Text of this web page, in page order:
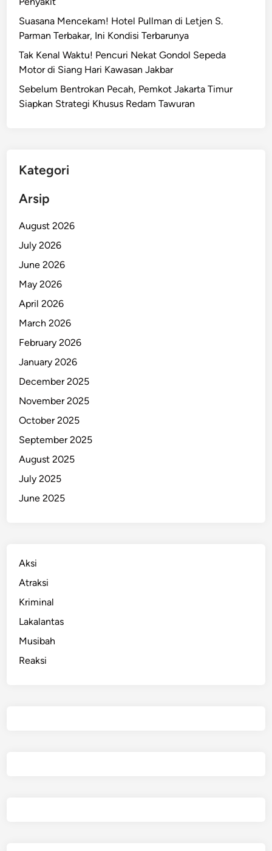
Suasana Mencekam! Hotel Pullman di Letjen S.
Parman Terbakar, Ini Kondisi Terbarunya
Tak Kenal Waktu! Pencuri Nekat Gondol Sepeda
Motor di Siang Hari Kawasan Jakbar
Sebelum Bentrokan Pecah, Pemkot Jakarta Timur
Siapkan Strategi Khusus Redam Tawuran
Kategori
Arsip
August 2026
July 2026
June 2026
May 2026
April 2026
March 2026
February 2026
January 2026
December 2025
November 2025
October 2025
September 2025
August 2025
July 2025
June 2025
Aksi
Atraksi
Kriminal
Lakalantas
Musibah
Reaksi